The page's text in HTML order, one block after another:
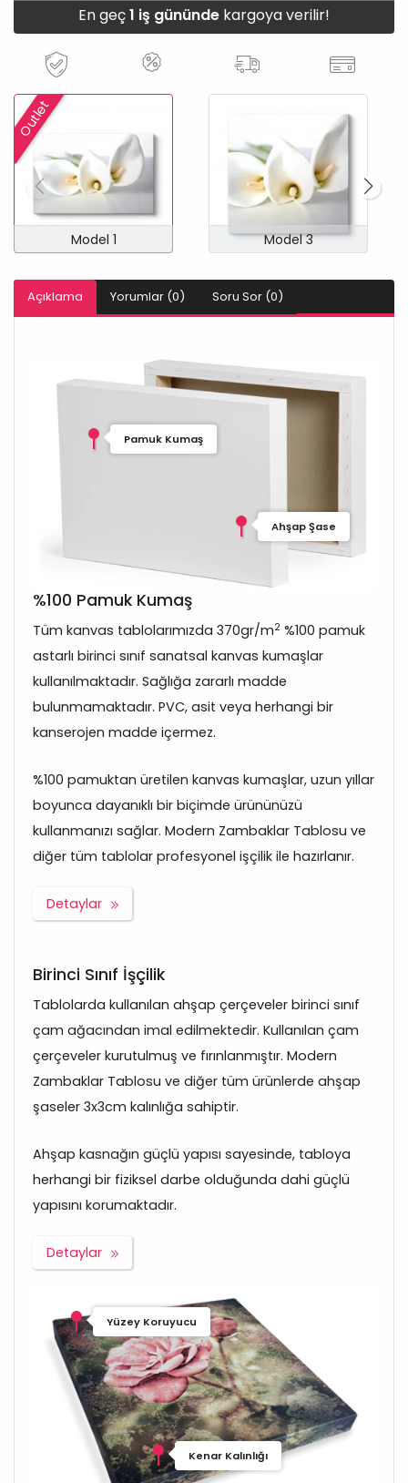
En geç1 iş gününde kargoya verilir!
Model 1
Outlet
Model 3
Açıklama Yorumlar (0) Soru Sor (0)
Pamuk Kumaş
Ahşap Şase
%100 Pamuk Kumaş
Tüm kanvas tablolarımızda 370gr/m2 %100 pamuk
astarlı birinci sınıf sanatsal kanvas kumaşlar
kullanılmaktadır. Sağlığa zararlı madde
bulunmamaktadır. PVC, asit veya herhangi bir
kanserojen madde içermez.
%100 pamuktan üretilen kanvas kumaşlar, uzun yıllar
boyunca dayanıklı bir biçimde ürününüzü
kullanmanızı sağlar. Modern Zambaklar Tablosu ve
diğer tüm tablolar profesyonel işçilik ile hazırlanır.
Detaylar
Birinci Sınıf İşçilik
Tablolarda kullanılan ahşap çerçeveler birinci sınıf
çam ağacından imal edilmektedir. Kullanılan çam
çerçeveler kurutulmuş ve fırınlanmıştır. Modern
Zambaklar Tablosu ve diğer tüm ürünlerde ahşap
şaseler 3x3cm kalınlığa sahiptir.
Ahşap kasnağın güçlü yapısı sayesinde, tabloya
herhangi bir fiziksel darbe olduğunda dahi güçlü
yapısını korumaktadır.
Detaylar
Yüzey Koruyucu
Kenar Kalınlığı